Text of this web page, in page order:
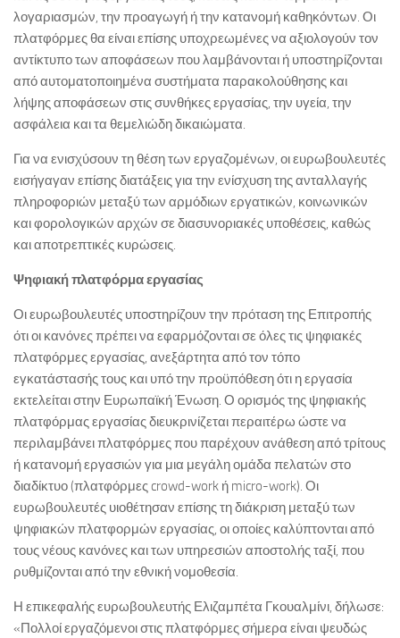
λογαριασμών, την προαγωγή ή την κατανομή καθηκόντων. Οι
πλατφόρμες θα είναι επίσης υποχρεωμένες να αξιολογούν τον
αντίκτυπο των αποφάσεων που λαμβάνονται ή υποστηρίζονται
από αυτοματοποιημένα συστήματα παρακολούθησης και
λήψης αποφάσεων στις συνθήκες εργασίας, την υγεία, την
ασφάλεια και τα θεμελιώδη δικαιώματα.
Για να ενισχύσουν τη θέση των εργαζομένων, οι ευρωβουλευτές
εισήγαγαν επίσης διατάξεις για την ενίσχυση της ανταλλαγής
πληροφοριών μεταξύ των αρμόδιων εργατικών, κοινωνικών
και φορολογικών αρχών σε διασυνοριακές υποθέσεις, καθώς
και αποτρεπτικές κυρώσεις.
Ψηφιακή πλατφόρμα εργασίας
Οι ευρωβουλευτές υποστηρίζουν την πρόταση της Επιτροπής
ότι οι κανόνες πρέπει να εφαρμόζονται σε όλες τις ψηφιακές
πλατφόρμες εργασίας, ανεξάρτητα από τον τόπο
εγκατάστασής τους και υπό την προϋπόθεση ότι η εργασία
εκτελείται στην Ευρωπαϊκή Ένωση. Ο ορισμός της ψηφιακής
πλατφόρμας εργασίας διευκρινίζεται περαιτέρω ώστε να
περιλαμβάνει πλατφόρμες που παρέχουν ανάθεση από τρίτους
ή κατανομή εργασιών για μια μεγάλη ομάδα πελατών στο
διαδίκτυο (πλατφόρμες crowd-work ή micro-work). Οι
ευρωβουλευτές υιοθέτησαν επίσης τη διάκριση μεταξύ των
ψηφιακών πλατφορμών εργασίας, οι οποίες καλύπτονται από
τους νέους κανόνες και των υπηρεσιών αποστολής ταξί, που
ρυθμίζονται από την εθνική νομοθεσία.
Η επικεφαλής ευρωβουλευτής Ελιζαμπέτα Γκουαλμίνι, δήλωσε:
«Πολλοί εργαζόμενοι στις πλατφόρμες σήμερα είναι ψευδώς